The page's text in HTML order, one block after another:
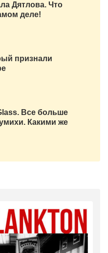
Дятлова. Что
деле!
признали
Все больше
Какими же